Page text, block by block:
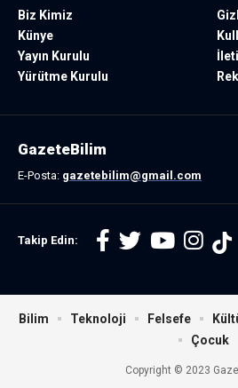
Biz Kimiz
Künye
Yayın Kurulu
Yürütme Kurulu
Takip Edin:
GazeteBilim
E-Posta: gazetebilim@gmail.com
Copyright © 2023
Bilim Teknoloji Felsefe
Çocuk